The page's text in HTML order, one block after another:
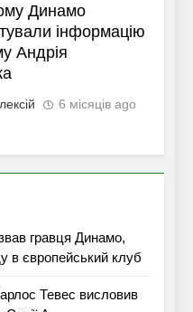
Динамо
інформацію
Андрія
6 місяців ago
гравця Динамо,
в європейський клуб
Тевес висловив